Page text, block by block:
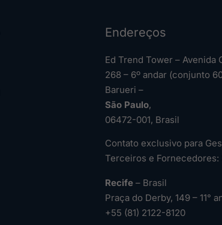
Endereços
Ed Trend Tower – Avenida
268 – 6º andar (conjunto
Barueri –
São Paulo,
06472-001, Brasil
Contato exclusivo para
Terceiros e Fornecedores:
Recife – Brasil
Praça do Derby, 149 – 11°
+55 (81) 2122-8120